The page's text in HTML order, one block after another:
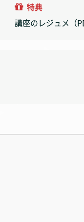
特典
講座のレジュメ（